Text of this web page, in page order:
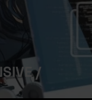
/